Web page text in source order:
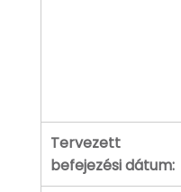
Tervezett
befejezési dátum: